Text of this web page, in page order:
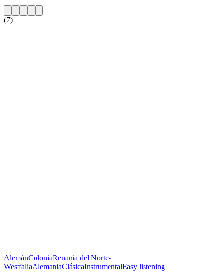
(7)
AlemánColoniaRenania del Norte-
WestfaliaAlemaniaClásicaInstrumentalEasy listening